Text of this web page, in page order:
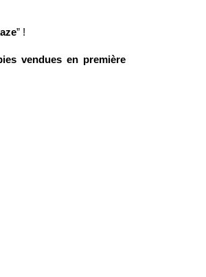
” !
vendues en première